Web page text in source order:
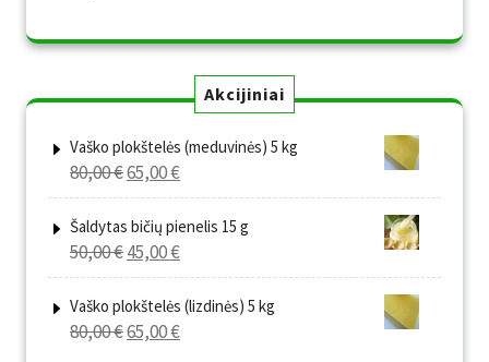
Akcijiniai
Vaško plokštelės (meduvinės) 5 kg
80,00€Original
price
was:
80,00 €.
65,00€Current
price
is:
65,00 €.
Šaldytas bičių pienelis 15 g
50,00€Original
price
was:
50,00 €.
45,00€Current
price
is:
45,00 €.
Vaško plokštelės (lizdinės) 5 kg
80,00€Original
65,00€Current